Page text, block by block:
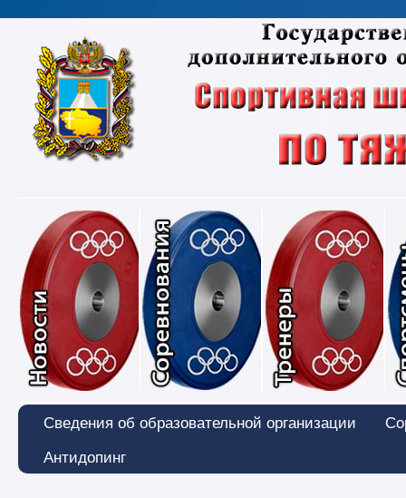
Новости Соревнования
Сведения об образовательной организации
Антидопинг